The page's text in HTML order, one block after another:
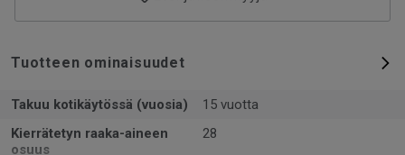
Tuotteen ominaisuudet
Takuu kotikäytössä (vuosia)
15 vuotta
Kierrätetyn raaka-aineen
osuus
28